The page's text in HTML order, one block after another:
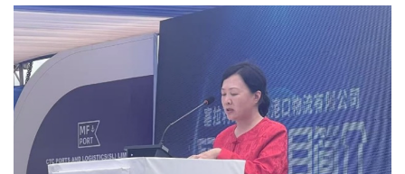
讯
商
业
费